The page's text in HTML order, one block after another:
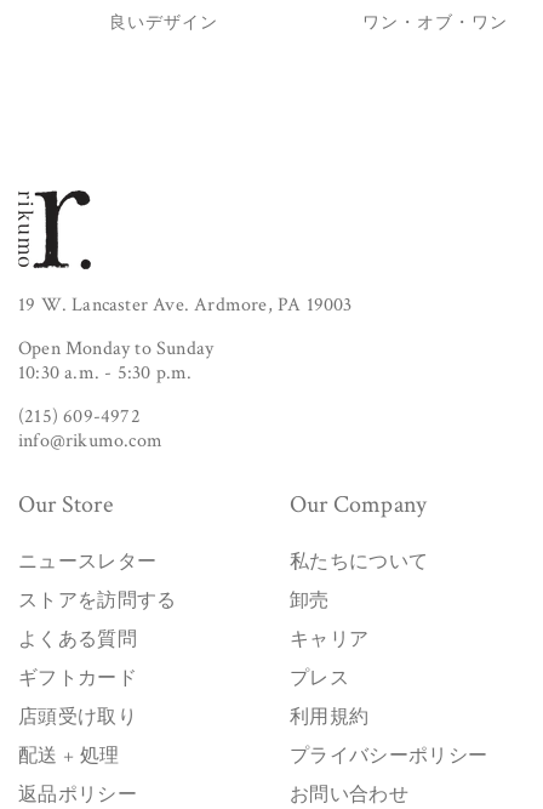
良いデザイン ワン・オブ・ワン
19 W. Lancaster Ave. Ardmore, PA 19003
Open Monday to Sunday
10:30 a.m. - 5:30 p.m.
(215) 609-4972
info@rikumo.com
Our Store
ニュースレター
ストアを訪問する
よくある質問
ギフトカード
店頭受け取り
配送 + 処理
返品ポリシー
Our Company
私たちについて
卸売
キャリア
プレス
利用規約
プライバシーポリシー
お問い合わせ